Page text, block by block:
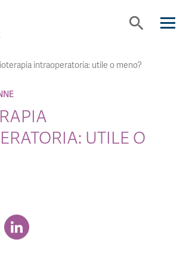
search
intraoperatoria: utile o meno?
UTILE O